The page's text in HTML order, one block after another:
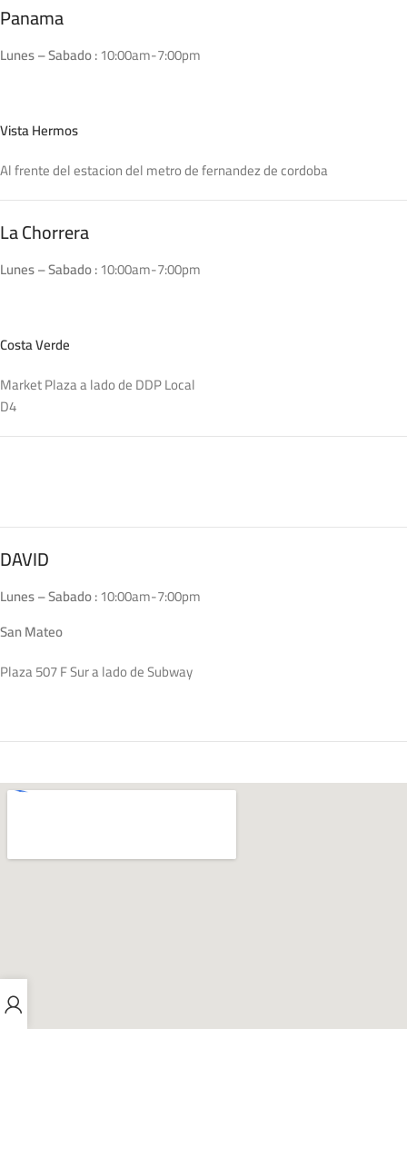
Panama
Lunes – Sabado :10:00am-7:00pm
Vista Hermos
Al frente del estacion del metro de fernandez de cordoba
La Chorrera
Lunes – Sabado :10:00am-7:00pm
Costa Verde
Market Plaza a lado de DDP Local
D4
DAVID
Lunes – Sabado :10:00am-7:00pm
San Mateo
Plaza 507 F Sur a lado de Subway